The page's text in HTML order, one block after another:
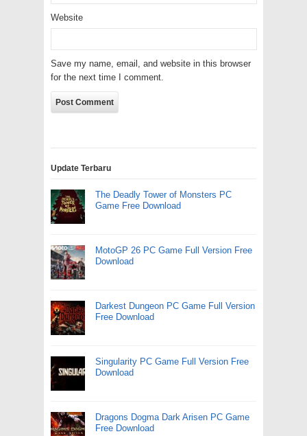
Website
Save my name, email, and website in this browser
for the next time I comment.
Update Terbaru
The Deadly Tower of Monsters PC
Game Free Download
MotoGP 26 PC Game Full Version Free
Download
Darkest Dungeon PC Game Full Version
Free Download
Singularity PC Game Full Version Free
Download
Dragons Dogma Dark Arisen PC Game
Free Download